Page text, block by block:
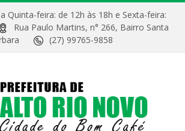
Quinta-feira: de 12h às 18h e Sexta-feira:
Rua Paulo Martins, n° 266, Bairro Santa
(27) 99765-9858